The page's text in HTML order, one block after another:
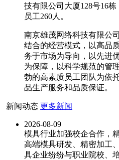
技有限公司大厦128号16
员工260人。
南京雄茂网络科技有限公
结合的经营模式，以高品
务于市场为导向，以先进
为保障，以科学规范的管
勃的高素质员工团队为依
品生产服务和品质保证。
新闻动态 更多新闻
2026-08-09
模具行业加强校企合作，
高端模具研发、精密加工
具企业纷纷与职业院校、